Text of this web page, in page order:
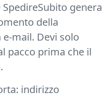
genera
della
mail. Devi solo
pacco prima che il
indirizzo